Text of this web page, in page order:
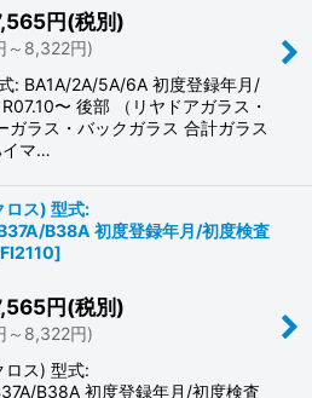
円(税別)
～8,322円)
: BA1A/2A/5A/6A 初度登録年月/
〜 後部 （リヤドアガラス・
ガラス・バックガラス 合計ガラス
イマ…
ロス) 型式:
B38A 初度登録年月/初度検査
FI2110]
円(税別)
～8,322円)
ス) 型式:
B38A 初度登録年月/初度検査